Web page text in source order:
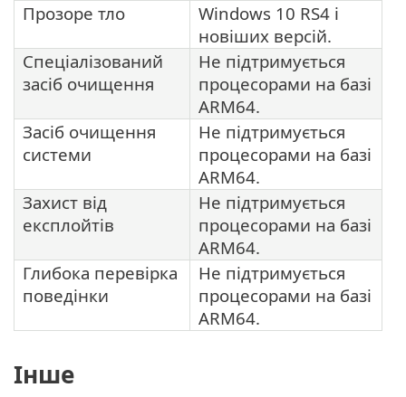
Прозоре тло
Windows 10 RS4 і
новіших версій.
Спеціалізований
засіб очищення
Не підтримується
процесорами на базі
ARM64.
Засіб очищення
системи
Не підтримується
процесорами на базі
ARM64.
Захист від
експлойтів
Не підтримується
процесорами на базі
ARM64.
Глибока перевірка
поведінки
Не підтримується
процесорами на базі
ARM64.
Інше